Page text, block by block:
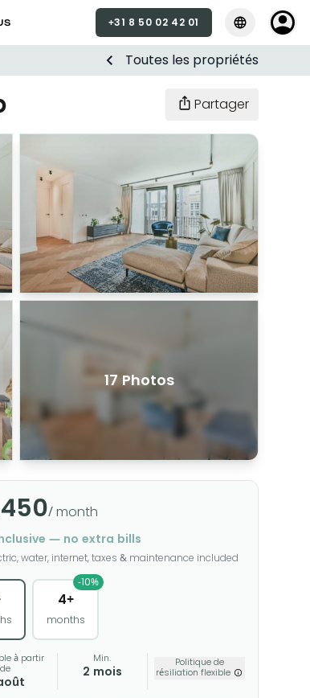
+31 8 50 02 42 01 Sélectionner
Toutes les propriétés
Partager
17 Photos
/ month
— no extra bills
water, internet, taxes & maintenance included
4+
months
-10%
à partir
de
Min.
2 mois
Politique de
résiliation flexible